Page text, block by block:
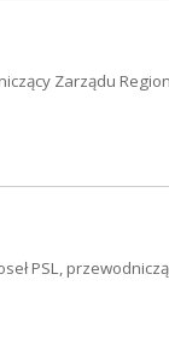
Zarządu
PSL,